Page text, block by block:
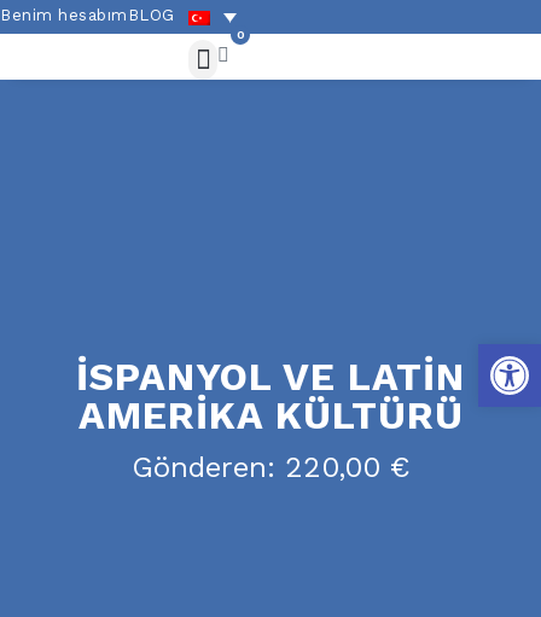
Benim hesabım BLOG
0
İSPANYOL VE LATIN
AMERIKA KÜLTÜRÜ
Gönderen: 220,00 €